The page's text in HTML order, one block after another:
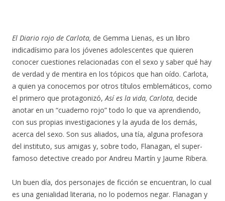
El Diario rojo de Carlota, de Gemma Lienas, es un libro
indicadísimo para los jóvenes adolescentes que quieren
conocer cuestiones relacionadas con el sexo y saber qué hay
de verdad y de mentira en los tópicos que han oído. Carlota,
a quien ya conocemos por otros títulos emblemáticos, como
el primero que protagonizó,Así es la vida, Carlota, decide
anotar en un “cuaderno rojo” todo lo que va aprendiendo,
con sus propias investigaciones y la ayuda de los demás,
acerca del sexo. Son sus aliados, una tía, alguna profesora
del instituto, sus amigas y, sobre todo, Flanagan, el super-
famoso detective creado por Andreu Martín y Jaume Ribera.
Un buen día, dos personajes de ficción se encuentran, lo cual
es una genialidad literaria, no lo podemos negar. Flanagan y